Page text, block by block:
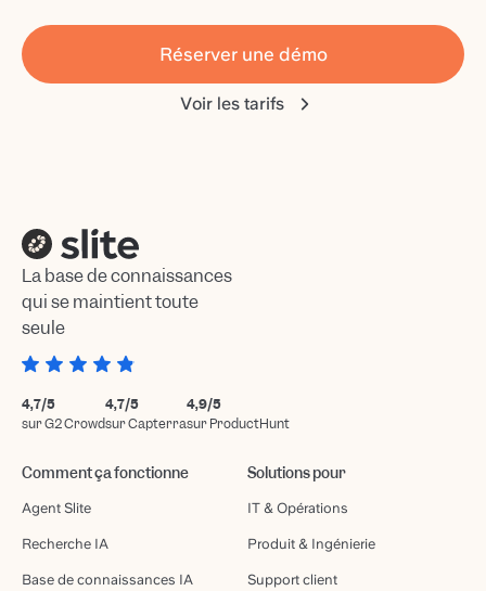
Réserver une démo
Voir les tarifs
La base de connaissances
qui se maintient toute
seule
4,7/5
sur G2 Crowd
4,7/5
sur Capterra
4,9/5
sur ProductHunt
Comment ça fonctionne
Agent Slite
Recherche IA
Base de connaissances IA
Solutions pour
IT & Opérations
Produit & Ingénierie
Support client